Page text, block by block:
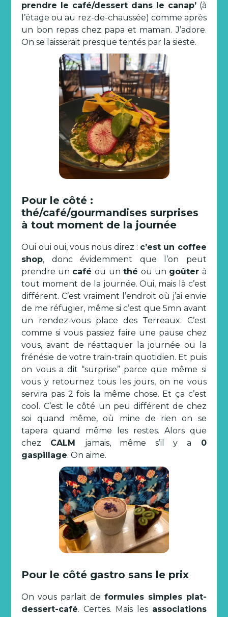
prendre le café/dessert dans le canap’(à
l’étage ou au rez-de-chaussée) comme après
un bon repas chez papa et maman. J’adore.
On se laisserait presque tentés par la sieste.
Pour le côté :
thé/café/gourmandises surprises
à tout moment de la journée
Oui oui oui, vous nous direz : c’est un coffee
shop, donc évidemment que l’on peut
prendre un caféou un thé ou un goûter à
tout moment de la journée. Oui, mais là c’est
différent. C’est vraiment l’endroit où j’ai envie
de me réfugier, même si c’est que 5mn avant
un rendez-vous place des Terreaux. C’est
comme si vous passiez faire une pause chez
vous, avant de réattaquer la journée ou la
frénésie de votre train-train quotidien. Et puis
on vous a dit “surprise” parce que même si
vous y retournez tous les jours, on ne vous
servira pas 2 fois la même chose. Et ça c’est
cool. C’est le côté un peu différent de chez
soi quand même, où mine de rien on se
tapera quand même les restes. Alors que
chez CALM jamais, même s’il y a 0
gaspillage. On aime.
Pour le côté gastro sans le prix
On vous parlait de formules simples plat-
dessert-café. Certes. Mais les associations